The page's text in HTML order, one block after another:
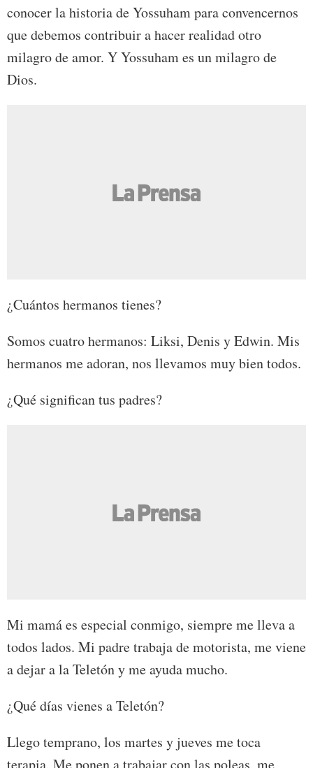
conocer la historia de Yossuham para convencernos
que debemos contribuir a hacer realidad otro
milagro de amor. Y Yossuham es un milagro de
Dios.
¿Cuántos hermanos tienes?
Somos cuatro hermanos: Liksi, Denis y Edwin. Mis
hermanos me adoran, nos llevamos muy bien todos.
¿Qué significan tus padres?
Mi mamá es especial conmigo, siempre me lleva a
todos lados. Mi padre trabaja de motorista, me viene
a dejar a la Teletón y me ayuda mucho.
¿Qué días vienes a Teletón?
Llego temprano, los martes y jueves me toca
terapia. Me ponen a trabajar con las poleas, me